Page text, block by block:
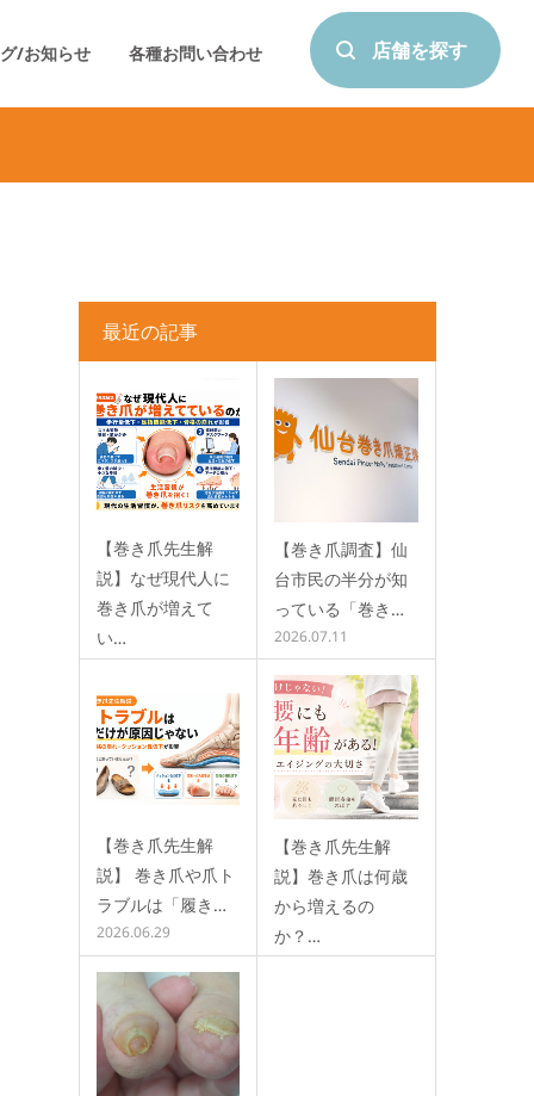
店舗を探す
/お知らせ 各種お問い合わせ
最近の記事
【巻き爪先生解
説】なぜ現代人に
巻き爪が増えて
い…
2026.07.25
【巻き爪調査】仙
台市民の半分が知
っている「巻き…
2026.07.11
【巻き爪先生解
説】 巻き爪や爪ト
ラブルは「履き…
2026.06.29
【巻き爪先生解
説】巻き爪は何歳
から増えるの
か？…
2026.06.8